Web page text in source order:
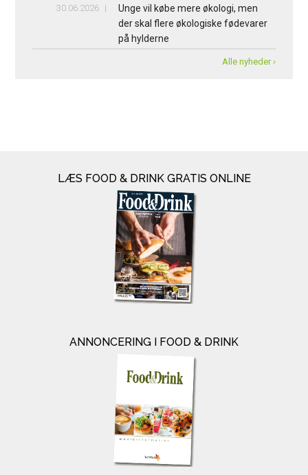
30.06.2026
Unge vil købe mere økologi, men
der skal flere økologiske fødevarer
på hylderne
Alle nyheder ›
LÆS FOOD & DRINK GRATIS ONLINE
ANNONCERING I FOOD & DRINK